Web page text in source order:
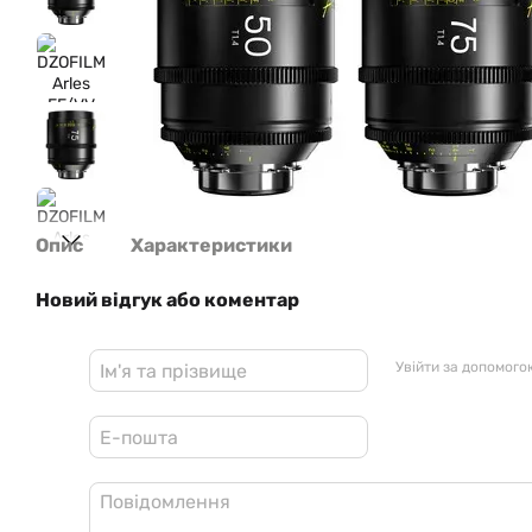
Опис Характеристики
Новий відгук або коментар
Увійти за